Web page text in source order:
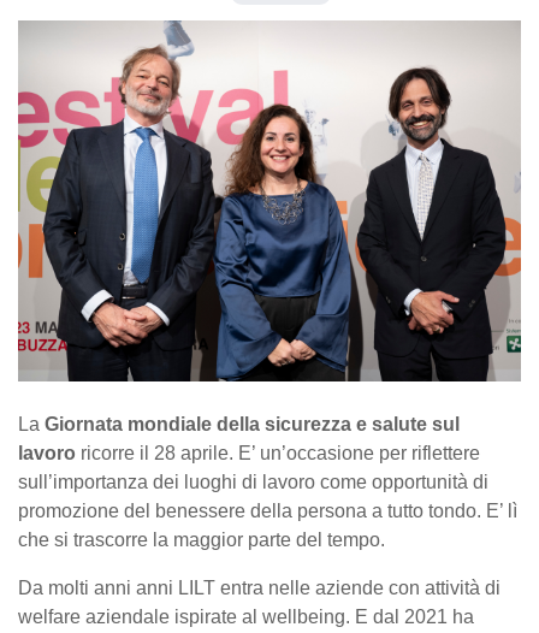
La Giornata mondiale della sicurezza e salute sul
lavoro ricorre il 28 aprile. E’ un’occasione per riflettere
sull’importanza dei luoghi di lavoro come opportunità di
promozione del benessere della persona a tutto tondo. E’ lì
che si trascorre la maggior parte del tempo.
Da molti anni anni LILT entra nelle aziende con attività di
welfare aziendale ispirate al wellbeing. E dal 2021 ha